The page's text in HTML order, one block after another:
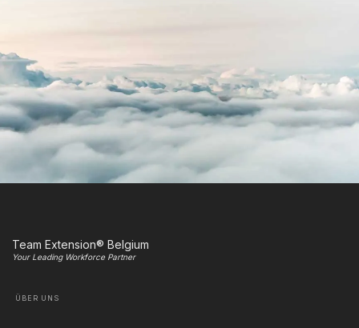
Team Extension® Belgium
Your Leading Workforce Partner
ÜBER UNS